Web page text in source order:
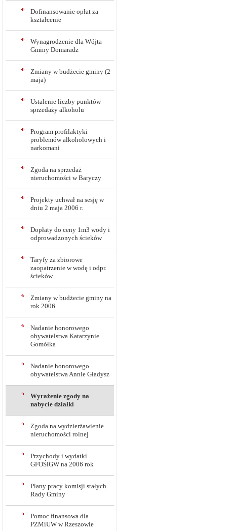
Dofinansowanie opłat za
kształcenie
Wynagrodzenie dla Wójta
Gminy Domaradz
Zmiany w budżecie gminy (2
maja)
Ustalenie liczby punktów
sprzedaży alkoholu
Program profilaktyki
problemów alkoholowych i
narkomani
Zgoda na sprzedaż
nieruchomości w Baryczy
Projekty uchwał na sesję w
dniu 2 maja 2006 r.
Dopłaty do ceny 1m3 wody i
odprowadzonych ścieków
Taryfy za zbiorowe
zaopatrzenie w wodę i odpr.
ścieków
Zmiany w budżecie gminy na
rok 2006
Nadanie honorowego
obywatelstwa Katarzynie
Gomółka
Nadanie honorowego
obywatelstwa Annie Gładysz
Wyrażenie zgody na
nabycie działki
Zgoda na wydzierżawienie
nieruchomości rolnej
Przychody i wydatki
GFOŚiGW na 2006 rok
Plany pracy komisji stałych
Rady Gminy
Pomoc finansowa dla
PZMiUW w Rzeszowie